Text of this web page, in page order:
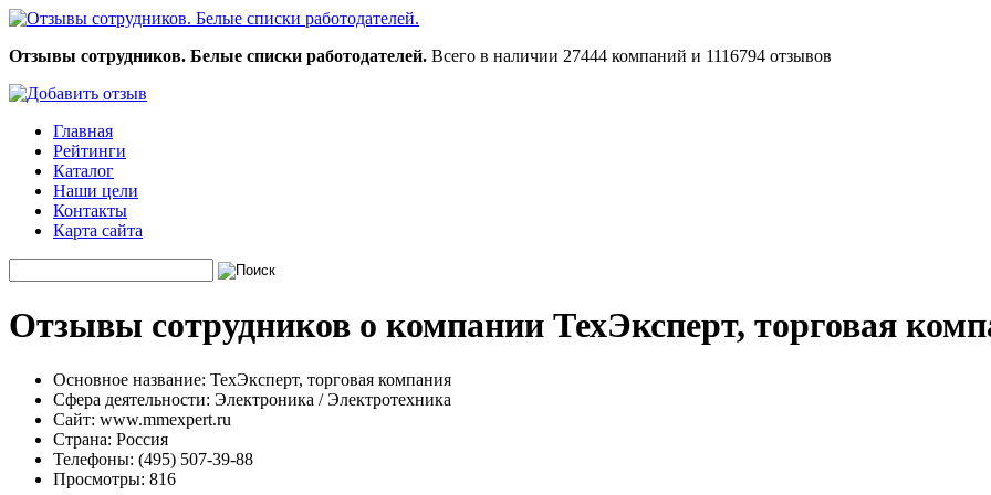
Отзывы сотрудников. Белые списки работодателей. Всего в наличии 27444 компаний и 1116794 отзывов
Главная
Рейтинги
Каталог
Наши цели
Контакты
Карта сайта
Отзывы сотрудников о компании ТехЭксперт, торговая
Основное название: ТехЭксперт, торговая компания
Сфера деятельности: Электроника / Электротехника
Сайт: www.mmexpert.ru
Страна: Россия
Телефоны: (495) 507-39-88
Просмотры: 816